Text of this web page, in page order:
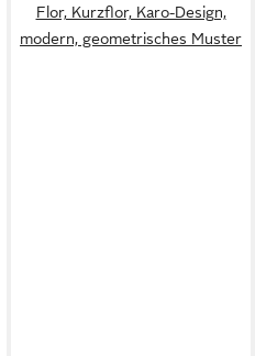
Flor, Kurzflor, Karo-Design,
modern, geometrisches Muster